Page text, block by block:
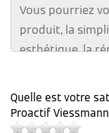
Quelle est votre
Proactif